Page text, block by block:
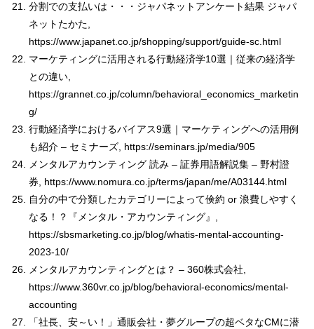
分割での支払いは・・・ジャパネットアンケート結果 ジャパ
ネットたかた,
https://www.japanet.co.jp/shopping/support/guide-sc.html
マーケティングに活用される行動経済学10選｜従来の経済学
との違い,
https://grannet.co.jp/column/behavioral_economics_marketin
g/
行動経済学におけるバイアス9選｜マーケティングへの活用例
も紹介 – セミナーズ, https://seminars.jp/media/905
メンタルアカウンティング 読み – 証券用語解説集 – 野村證
券, https://www.nomura.co.jp/terms/japan/me/A03144.html
自分の中で分類したカテゴリーによって倹約 or 浪費しやすく
なる！？『メンタル・アカウンティング』,
https://sbsmarketing.co.jp/blog/whatis-mental-accounting-
2023-10/
メンタルアカウンティングとは？ – 360株式会社,
https://www.360vr.co.jp/blog/behavioral-economics/mental-
accounting
「社長、安～い！」通販会社・夢グループの超ベタなCMに潜